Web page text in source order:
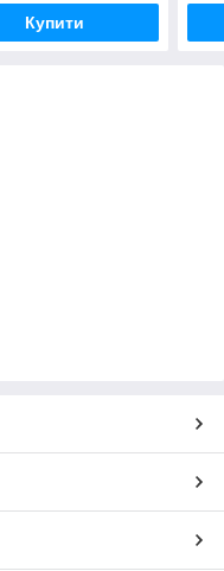
Купити